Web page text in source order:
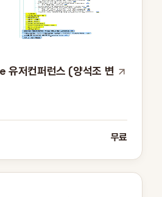
저컨퍼런스 (양석조 변
무료